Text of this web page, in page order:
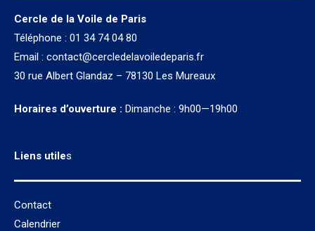
Cercle de la Voile de Paris
Téléphone : 01 34 74 04 80
Email : contact@cercledelavoiledeparis.fr
30 rue Albert Glandaz – 78130 Les Mureaux
Horaires d’ouverture : Dimanche : 9h00—19h00
Liens utiles
Contact
Calendrier